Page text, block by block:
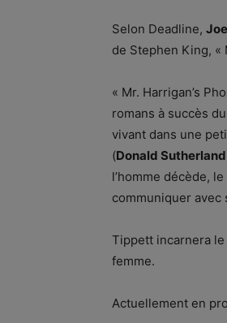
Selon Deadline,
de Stephen King, «
« Mr. Harrigan’s
romans à succès
vivant dans une
(Donald Sutherland
l’homme décède,
communiquer avec
Tippett incarnera
femme.
Actuellement en